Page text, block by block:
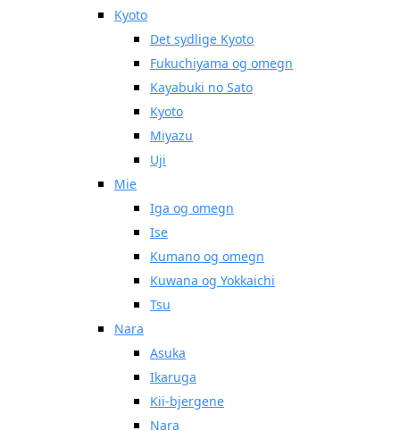
Kyoto
Det sydlige Kyoto
Fukuchiyama og omegn
Kayabuki no Sato
Kyoto
Miyazu
Uji
Mie
Iga og omegn
Ise
Kumano og omegn
Kuwana og Yokkaichi
Tsu
Nara
Asuka
Ikaruga
Kii-bjergene
Nara